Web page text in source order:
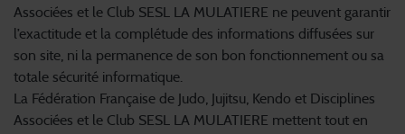
Associées et le Club SESL LA MULATIERE ne peuvent garantir
l’exactitude et la complétude des informations diffusées sur
son site, ni la permanence de son bon fonctionnement ou sa
totale sécurité informatique.
La Fédération Française de Judo, Jujitsu, Kendo et Disciplines
Associées et le Club SESL LA MULATIERE mettent tout en